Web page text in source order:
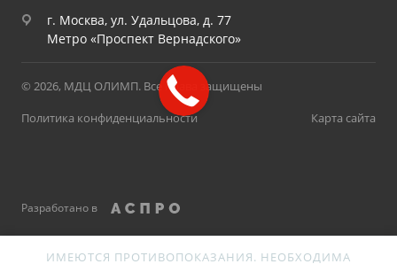
г. Москва, ул. Удальцова, д. 77
Метро «Проспект Вернадского»
© 2026, МДЦ ОЛИМП. Все права защищены
Политика конфиденциальности
Карта сайта
Разработано в
ИМЕЮТСЯ ПРОТИВОПОКАЗАНИЯ. НЕОБХОДИМА